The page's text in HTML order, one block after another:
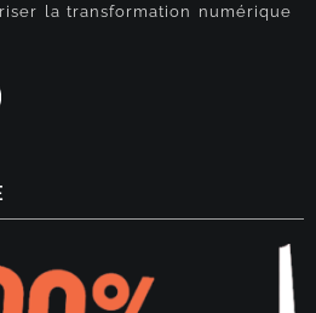
la transformation numérique